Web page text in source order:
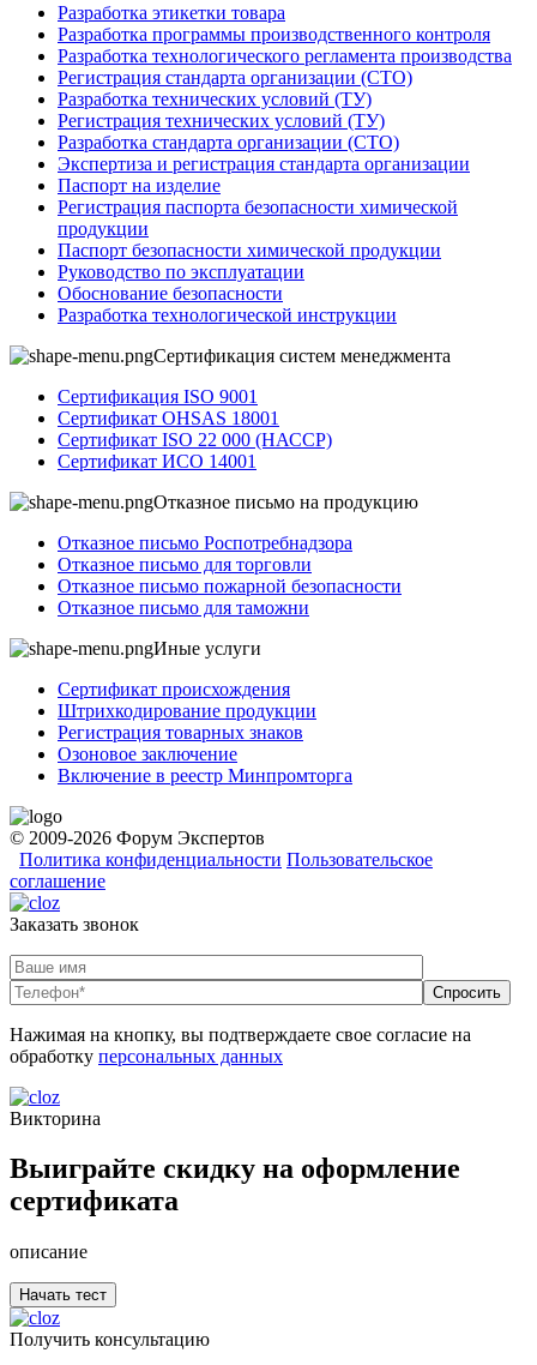
Разработка этикетки товара
Разработка программы производственного контроля
Разработка технологического регламента производства
Регистрация стандарта организации (СТО)
Разработка технических условий (ТУ)
Регистрация технических условий (ТУ)
Разработка стандарта организации (СТО)
Экспертиза и регистрация стандарта организации
Паспорт на изделие
Регистрация паспорта безопасности химической
продукции
Паспорт безопасности химической продукции
Руководство по эксплуатации
Обоснование безопасности
Разработка технологической инструкции
Сертификация систем менеджмента
Сертификация ISO 9001
Сертификат OHSAS 18001
Сертификат ISO 22 000 (НАССР)
Сертификат ИСО 14001
Отказное письмо на продукцию
Отказное письмо Роспотребнадзора
Отказное письмо для торговли
Отказное письмо пожарной безопасности
Отказное письмо для таможни
Иные услуги
Сертификат происхождения
Штрихкодирование продукции
Регистрация товарных знаков
Озоновое заключение
Включение в реестр Минпромторга
© 2009-2026 Форум Экспертов
Политика конфиденциальности Пользовательское
соглашение
Заказать звонок
Нажимая на кнопку, вы подтверждаете свое согласие на
обработку персональных данных
Викторина
Выиграйте скидку на оформление
сертификата
описание
Получить консультацию